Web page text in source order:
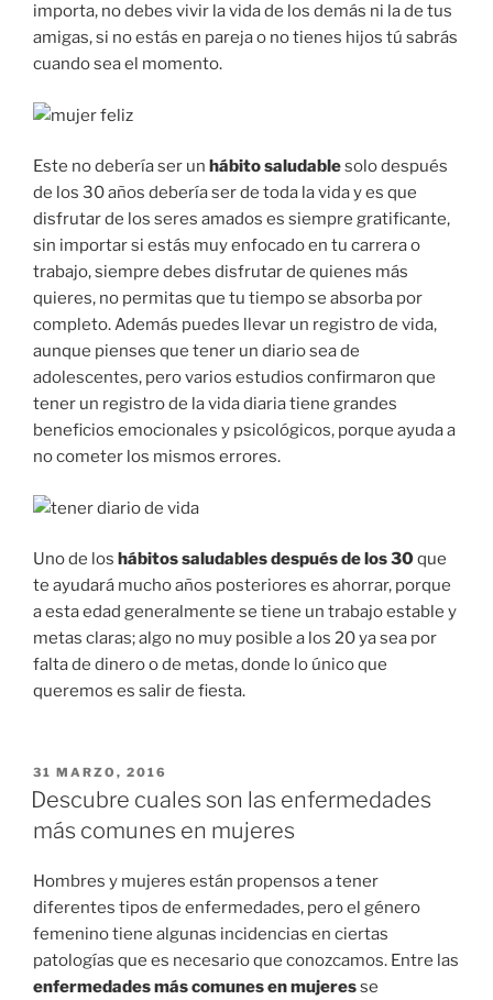
importa, no debes vivir la vida de los demás ni la de tus
amigas, si no estás en pareja o no tienes hijos tú sabrás
cuando sea el momento.
Este no debería ser un hábito saludablesolo después
de los 30 años debería ser de toda la vida y es que
disfrutar de los seres amados es siempre gratificante,
sin importar si estás muy enfocado en tu carrera o
trabajo, siempre debes disfrutar de quienes más
quieres, no permitas que tu tiempo se absorba por
completo. Además puedes llevar un registro de vida,
aunque pienses que tener un diario sea de
adolescentes, pero varios estudios confirmaron que
tener un registro de la vida diaria tiene grandes
beneficios emocionales y psicológicos, porque ayuda a
no cometer los mismos errores.
Uno de los hábitos saludables después de los 30que
te ayudará mucho años posteriores es ahorrar, porque
a esta edad generalmente se tiene un trabajo estable y
metas claras; algo no muy posible a los 20 ya sea por
falta de dinero o de metas, donde lo único que
queremos es salir de fiesta.
PUBLICADO
EN
31 MARZO, 2016
Descubre cuales son las enfermedades
más comunes en mujeres
Hombres y mujeres están propensos a tener
diferentes tipos de enfermedades, pero el género
femenino tiene algunas incidencias en ciertas
patologías que es necesario que conozcamos. Entre las
enfermedades más comunes en mujeresse